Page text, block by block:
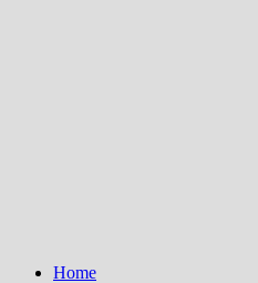
Home